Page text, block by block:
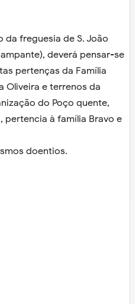
freguesia de S. João
deverá pensar-se
pertenças da Família
Oliveira e terrenos da
do Poço quente,
pertencia à família Bravo e
doentios.